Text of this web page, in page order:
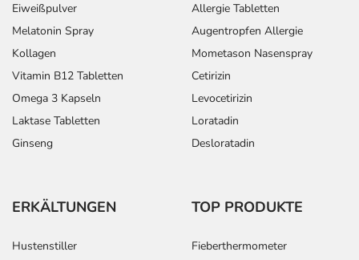
Eiweißpulver
Melatonin Spray
Kollagen
Vitamin B12 Tabletten
Omega 3 Kapseln
Laktase Tabletten
Ginseng
Allergie Tabletten
Augentropfen Allergie
Mometason Nasenspray
Cetirizin
Levocetirizin
Loratadin
Desloratadin
ERKÄLTUNGEN
Hustenstiller
TOP PRODUKTE
Fieberthermometer